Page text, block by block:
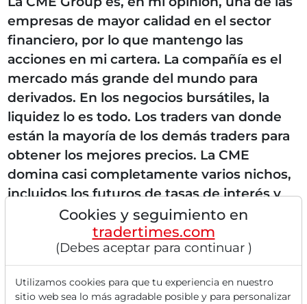
empresas de mayor calidad en el sector
financiero, por lo que mantengo las
acciones en mi cartera. La compañía es el
mercado más grande del mundo para
derivados. En los negocios bursátiles, la
liquidez lo es todo. Los traders van donde
están la mayoría de los demás traders para
obtener los mejores precios. La CME
domina casi completamente varios nichos,
incluidos los futuros de tasas de interés y
las materias primas agrícolas. Por lo tanto,
es extremadamente difícil para los
competidores apoderarse...
Cookies y seguimiento en
tradertimes.com
(Debes aceptar para continuar )
Utilizamos cookies para que tu experiencia en nuestro
sitio web sea lo más agradable posible y para personalizar